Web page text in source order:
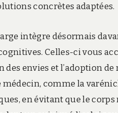
concrètes adaptées.
intègre désormais
Celles-ci vous
envies et l’adoption
comme la
en évitant que le